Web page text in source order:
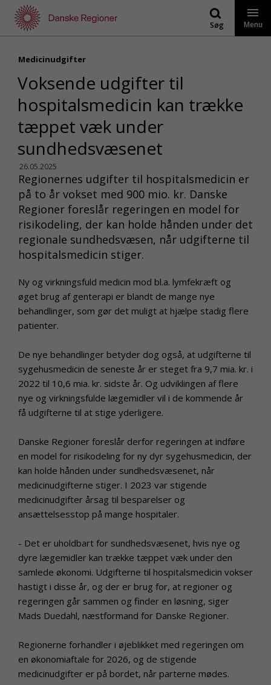
indhold
Søg Menu
Medicinudgifter
Voksende udgifter til
hospitalsmedicin kan trække
tæppet væk under
sundhedsvæsenet
26.05.2025
Regionernes udgifter til hospitalsmedicin er
på to år vokset med 900 mio. kr. Danske
Regioner foreslår regeringen en model for
risikodeling, der kan holde hånden under det
regionale sundhedsvæsen, når udgifterne til
hospitalsmedicin stiger.
Ny og virkningsfuld medicin mod bl.a. lymfekræft og
øget brug af genterapi er blandt de mange nye
behandlinger, som gør det muligt at hjælpe stadig flere
patienter.
De nye behandlinger betyder dog også, at udgifterne til
sygehusmedicin de seneste år er steget fra 9,7 mia. kr. i
2022 til 10,6 mia. kr. sidste år. Og udviklingen af flere
nye og virkningsfulde lægemidler vil i de kommende år
få udgifterne til at stige yderligere.
Danske Regioner foreslår derfor regeringen at indføre
en model for risikodeling for ny dyr sygehusmedicin, der
kan holde hånden under sundhedsvæsenet, når
medicinudgifterne stiger. I 2023 var stigende
medicinudgifter årsag til besparelser og
ansættelsesstop på mange hospitaler.
- Det er uholdbart for sundhedsvæsenet, hvis nye og
dyre lægemidler kan trække tæppet væk under den
samlede økonomi. Udgifterne til hospitalsmedicin vokser
hastigt i disse år, og der er brug for, at regioner og
regeringen går sammen og finder en løsning, siger
Mads Duedahl, næstformand for Danske Regioner.
Regionerne forhandler i øjeblikket med regeringen om
en økonomiaftale for 2026, og de stigende
medicinudgifter er på bordet, når parterne mødes.